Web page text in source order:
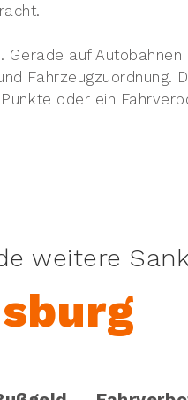
auf
Fahrzeugzuordnung.
oder ein
weitere